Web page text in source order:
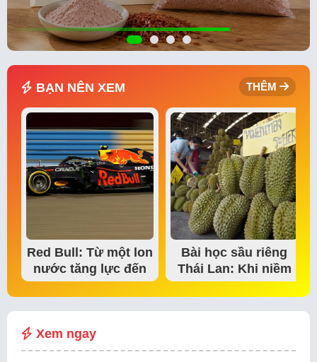
BẠN NÊN XEM THÊM
Red Bull: Từ một lon
nước tăng lực đến
đế chế thể…
Bài học sầu riêng
Thái Lan: Khi niềm
tin thị trường bắt…
Xem ngay